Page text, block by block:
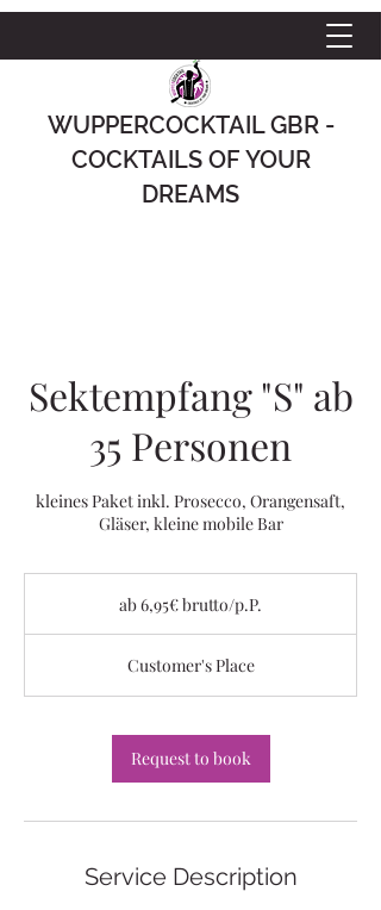
WUPPERCOCKTAIL GBR -
COCKTAILS OF YOUR
DREAMS
Sektempfang "S" ab
35 Personen
kleines Paket inkl. Prosecco, Orangensaft,
Gläser, kleine mobile Bar
ab 6,95€ brutto/p.P.
Customer's Place
Request to book
Service Description